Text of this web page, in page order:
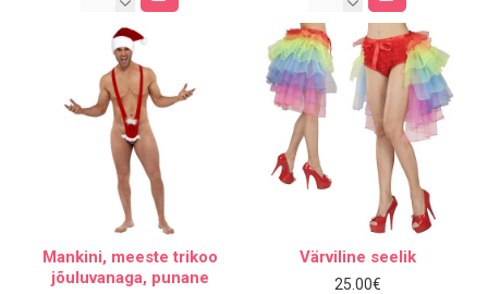
Mankini, meeste trikoo
jõuluvanaga, punane
Värviline seelik
25.00€